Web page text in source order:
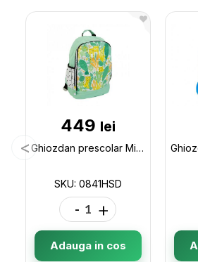
449 lei
Ghiozdan prescolar Milan Hide and Seek 0841HSD
SKU: 0841HSD
- +
Adauga in cos